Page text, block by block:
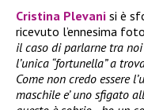
Cristina Plevani si è
ricevuto l’ennesima
il caso di parlarne tra noi
l’unica “fortunella” a
Come non credo essere
maschile e’ uno sfigato